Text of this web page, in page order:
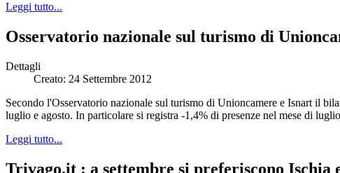
Leggi tutto...
Osservatorio nazionale sul turismo di
Dettagli
Creato: 24 Settembre 2012
Secondo l'Osservatorio nazionale sul turismo di Unioncamere e Isnart il
luglio e agosto. In particolare si registra -1,4% di presenze nel mese di
Leggi tutto...
Trivago.it : a settembre si preferiscono Ischia